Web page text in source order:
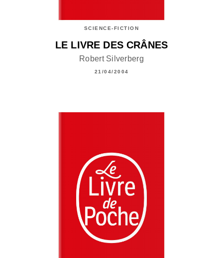
SCIENCE-FICTION
LE LIVRE DES CRÂNES
Robert Silverberg
21/04/2004